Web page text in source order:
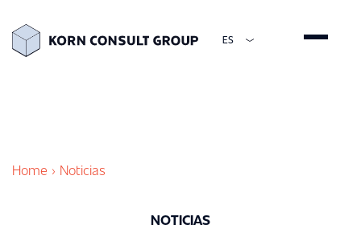
ES
Home › Noticias
NOTICIAS